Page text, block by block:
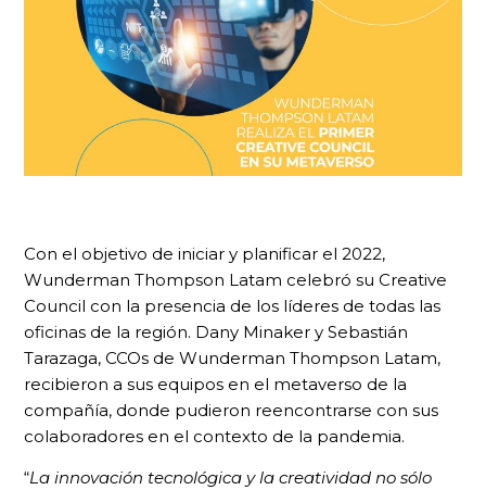
Con el objetivo de iniciar y planificar el 2022,
Wunderman Thompson Latam celebró su Creative
Council con la presencia de los líderes de todas las
oficinas de la región. Dany Minaker y Sebastián
Tarazaga, CCOs de Wunderman Thompson Latam,
recibieron a sus equipos en el metaverso de la
compañía, donde pudieron reencontrarse con sus
colaboradores en el contexto de la pandemia.
“La innovación tecnológica y la creatividad no sólo